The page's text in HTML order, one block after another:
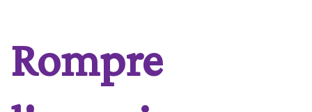
Rompre